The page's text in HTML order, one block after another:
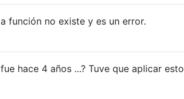
función no existe y es un error.
hace 4 años ...? Tuve que aplicar